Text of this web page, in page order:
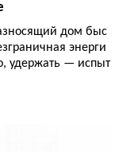
дом быс
энерги
удержать — испыт